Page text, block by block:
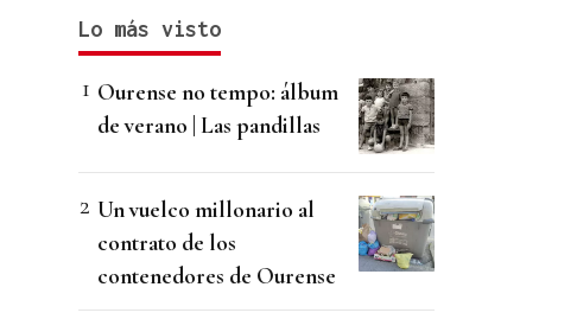
Lo más visto
Ourense no tempo: álbum
de verano | Las pandillas
Un vuelco millonario al
contrato de los
contenedores de Ourense